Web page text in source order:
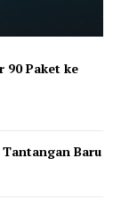
90 Paket ke
Baru